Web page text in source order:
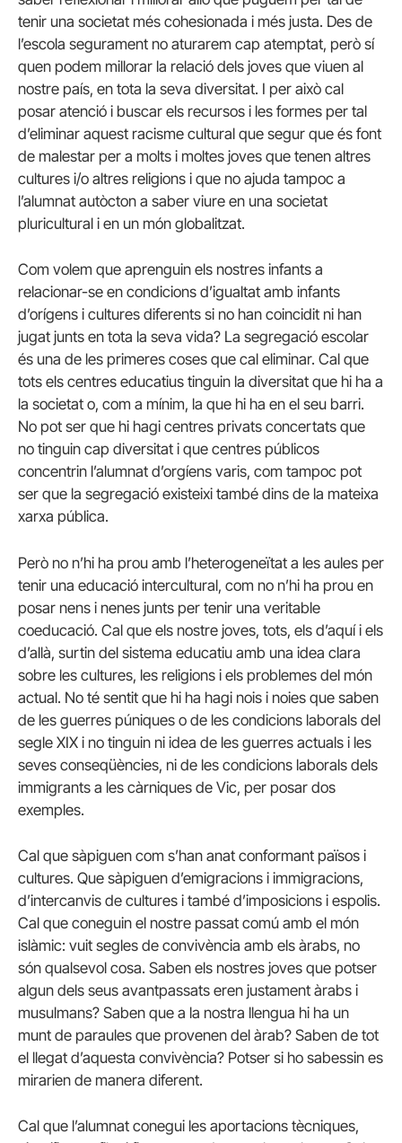
tenir una societat més cohesionada i més justa. Des de
l’escola segurament no aturarem cap atemptat, però sí
quen podem millorar la relació dels joves que viuen al
nostre país, en tota la seva diversitat. I per això cal
posar atenció i buscar els recursos i les formes per tal
d’eliminar aquest racisme cultural que segur que és font
de malestar per a molts i moltes joves que tenen altres
cultures i/o altres religions i que no ajuda tampoc a
l’alumnat autòcton a saber viure en una societat
pluricultural i en un món globalitzat.
Com volem que aprenguin els nostres infants a
relacionar-se en condicions d’igualtat amb infants
d’orígens i cultures diferents si no han coincidit ni han
jugat junts en tota la seva vida? La segregació escolar
és una de les primeres coses que cal eliminar. Cal que
tots els centres educatius tinguin la diversitat que hi ha a
la societat o, com a mínim, la que hi ha en el seu barri.
No pot ser que hi hagi centres privats concertats que
no tinguin cap diversitat i que centres públicos
concentrin l’alumnat d’orgíens varis, com tampoc pot
ser que la segregació existeixi també dins de la mateixa
xarxa pública.
Però no n’hi ha prou amb l’heterogeneïtat a les aules per
tenir una educació intercultural, com no n’hi ha prou en
posar nens i nenes junts per tenir una veritable
coeducació. Cal que els nostre joves, tots, els d’aquí i els
d’allà, surtin del sistema educatiu amb una idea clara
sobre les cultures, les religions i els problemes del món
actual. No té sentit que hi ha hagi nois i noies que saben
de les guerres púniques o de les condicions laborals del
segle XIX i no tinguin ni idea de les guerres actuals i les
seves conseqüències, ni de les condicions laborals dels
immigrants a les càrniques de Vic, per posar dos
exemples.
Cal que sàpiguen com s’han anat conformant països i
cultures. Que sàpiguen d’emigracions i immigracions,
d’intercanvis de cultures i també d’imposicions i espolis.
Cal que coneguin el nostre passat comú amb el món
islàmic: vuit segles de convivència amb els àrabs, no
són qualsevol cosa. Saben els nostres joves que potser
algun dels seus avantpassats eren justament àrabs i
musulmans? Saben que a la nostra llengua hi ha un
munt de paraules que provenen del àrab? Saben de tot
el llegat d’aquesta convivència? Potser si ho sabessin es
mirarien de manera diferent.
Cal que l’alumnat conegui les aportacions tècniques,